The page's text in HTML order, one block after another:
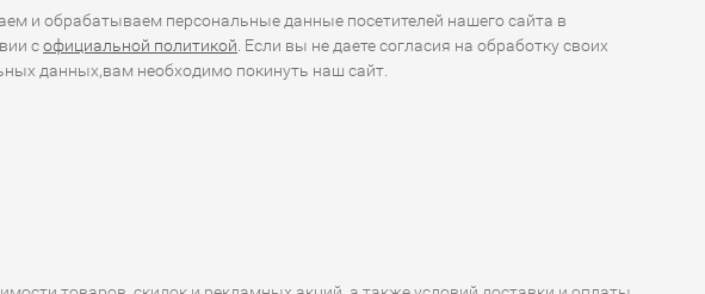
и обрабатываем персональные данные посетителей нашего сайта в
софициальной политикой . Если вы не даете согласия на обработку своих
данных,вам необходимо покинуть наш сайт.